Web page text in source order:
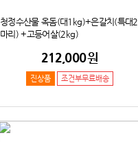
청정수산물 옥돔(대1kg)+은갈치(특대2
마리) +고등어살(2kg)
212,000원
진상품 조건부무료배송